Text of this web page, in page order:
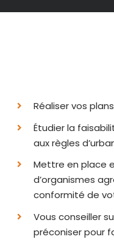
Réaliser vos plans
Étudier la
aux règles
Mettre en place
d’organismes
conformité de
Vous conseiller
préconiser pour